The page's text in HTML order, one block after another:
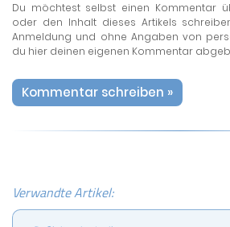
Du möchtest selbst einen Kommentar
oder den Inhalt dieses Artikels
Anmeldung und ohne Angaben von
du hier deinen eigenen Kommentar
Kommentar schreiben »
Verwandte Artikel: